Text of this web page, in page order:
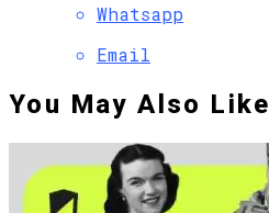
Whatsapp
Email
You May Also Like